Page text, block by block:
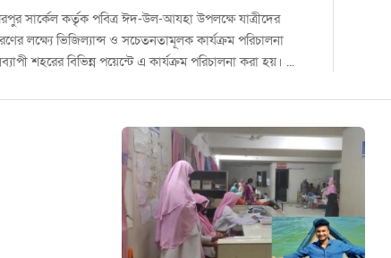
সার্কেল কর্তৃক পবিত্র ঈদ-উল-আযহা উপলক্ষে যাত্রীদের
লক্ষ্যে ভিজিল্যান্স ও সচেতনতামূলক কার্যক্রম পরিচালনা
শহরের বিভিন্ন পয়েন্টে এ কার্যক্রম পরিচালনা করা হয়। ...